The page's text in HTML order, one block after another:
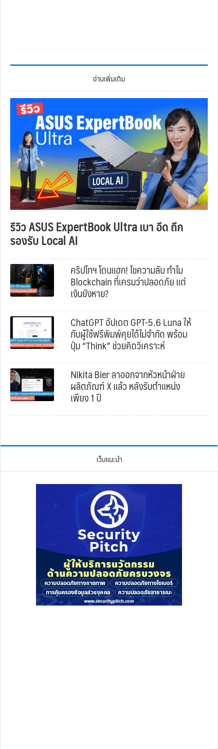
อ่านเพิ่มเติม
รีวิว ASUS ExpertBook Ultra เบา อึด ถึก
รองรับ Local AI
คริปโทฯ โดนแฮก! ไขความลับ ทำไม
Blockchain ที่เครมว่าปลอดภัย แต่
เงินยังหาย?
ChatGPT อัปเดต GPT-5.6 Luna ให้
กับผู้ใช้ฟรีพิมพ์คุยได้ไม่จำกัด พร้อม
ปุ่ม “Think” ช่วยคิดวิเคราะห์
Nikita Bier ลาออกจากหัวหน้าฝ่าย
ผลิตภัณฑ์ X แล้ว หลังรับตำแหน่ง
เพียง 1 ปี
เว็บแนะนำ